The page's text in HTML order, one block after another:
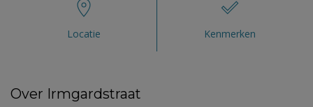
Locatie Kenmerken
Over Irmgardstraat